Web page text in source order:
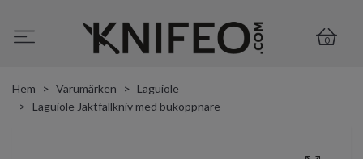
0
Hem Varumärken
Laguiole
Laguiole Jaktfällkniv med buköppnare